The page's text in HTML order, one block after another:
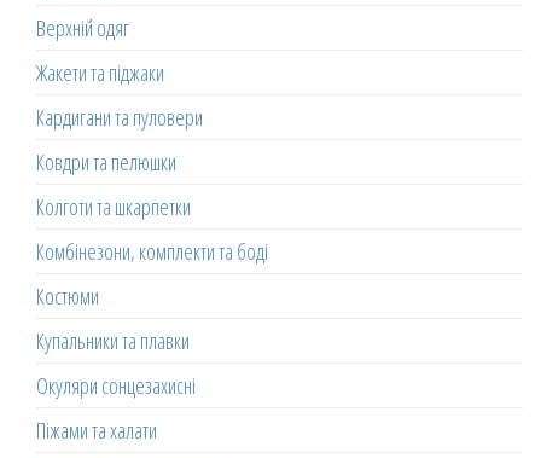
Верхній одяг
Жакети та піджаки
Кардигани та пуловери
Ковдри та пелюшки
Колготи та шкарпетки
Комбінезони, комплекти та боді
Костюми
Купальники та плавки
Окуляри сонцезахисні
Піжами та халати